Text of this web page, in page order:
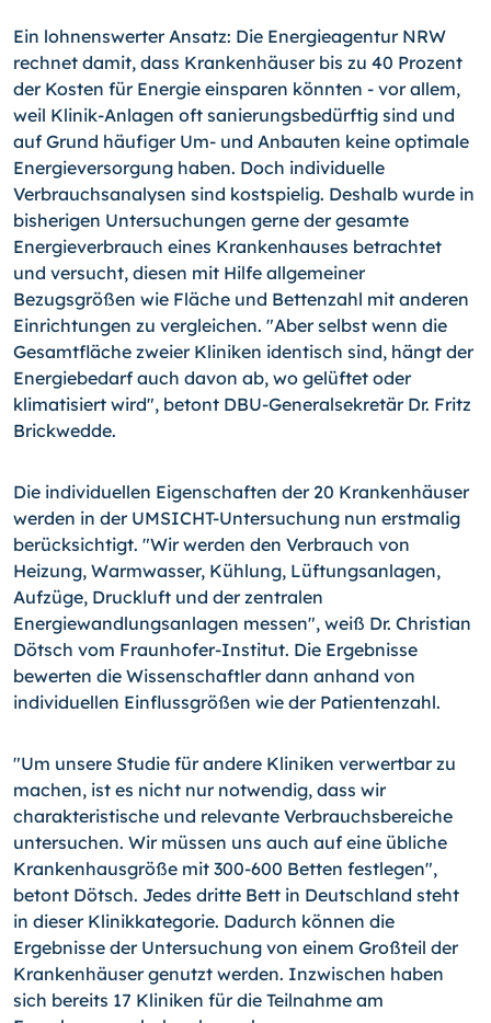
Ein lohnenswerter Ansatz: Die Energieagentur NRW
rechnet damit, dass Krankenhäuser bis zu 40 Prozent
der Kosten für Energie einsparen könnten - vor allem,
weil Klinik-Anlagen oft sanierungsbedürftig sind und
auf Grund häufiger Um- und Anbauten keine optimale
Energieversorgung haben. Doch individuelle
Verbrauchsanalysen sind kostspielig. Deshalb wurde in
bisherigen Untersuchungen gerne der gesamte
Energieverbrauch eines Krankenhauses betrachtet
und versucht, diesen mit Hilfe allgemeiner
Bezugsgrößen wie Fläche und Bettenzahl mit anderen
Einrichtungen zu vergleichen. "Aber selbst wenn die
Gesamtfläche zweier Kliniken identisch sind, hängt der
Energiebedarf auch davon ab, wo gelüftet oder
klimatisiert wird", betont DBU-Generalsekretär Dr. Fritz
Brickwedde.
Die individuellen Eigenschaften der 20 Krankenhäuser
werden in der UMSICHT-Untersuchung nun erstmalig
berücksichtigt. "Wir werden den Verbrauch von
Heizung, Warmwasser, Kühlung, Lüftungsanlagen,
Aufzüge, Druckluft und der zentralen
Energiewandlungsanlagen messen", weiß Dr. Christian
Dötsch vom Fraunhofer-Institut. Die Ergebnisse
bewerten die Wissenschaftler dann anhand von
individuellen Einflussgrößen wie der Patientenzahl.
"Um unsere Studie für andere Kliniken verwertbar zu
machen, ist es nicht nur notwendig, dass wir
charakteristische und relevante Verbrauchsbereiche
untersuchen. Wir müssen uns auch auf eine übliche
Krankenhausgröße mit 300-600 Betten festlegen",
betont Dötsch. Jedes dritte Bett in Deutschland steht
in dieser Klinikkategorie. Dadurch können die
Ergebnisse der Untersuchung von einem Großteil der
Krankenhäuser genutzt werden. Inzwischen haben
sich bereits 17 Kliniken für die Teilnahme am